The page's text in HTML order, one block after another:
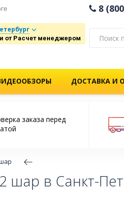
8
от Расчет менеджером
ДОСТАВКА И
заказа перед
в Санкт-